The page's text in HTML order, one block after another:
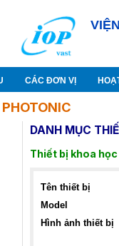
CÁC ĐƠN VỊ
DANH MỤC
Thiết bị khoa học
Tên thiết bị
Model
Hình ảnh thiết bị